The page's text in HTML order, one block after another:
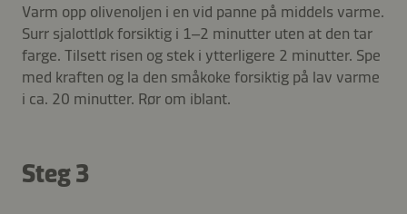
Varm opp olivenoljen i en vid panne på middels varme.
Surr sjalottløk forsiktig i 1–2 minutter uten at den tar
farge. Tilsett risen og stek i ytterligere 2 minutter. Spe
med kraften og la den småkoke forsiktig på lav varme
i ca. 20 minutter. Rør om iblant.
Steg 3